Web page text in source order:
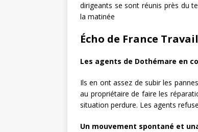
dirigeants se sont réunis près du
la matinée
Écho de France
Les agents de Dothémare en
Ils en ont assez de subir les
au propriétaire de faire les
situation perdure. Les agents
Un mouvement spontané et